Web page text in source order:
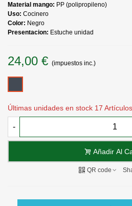
Material mango: PP (polipropileno)
Uso: Cocinero
Color: Negro
Presentacion: Estuche unidad
24,00 € (impuestos inc.)
Últimas unidades en stock 17 Artículos
-
Añadir Al
QR code